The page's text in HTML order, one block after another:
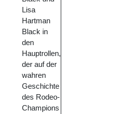
Lisa
Hartman
Black in
den
Hauptrollen,
der auf der
wahren
Geschichte
des Rodeo-
Champions